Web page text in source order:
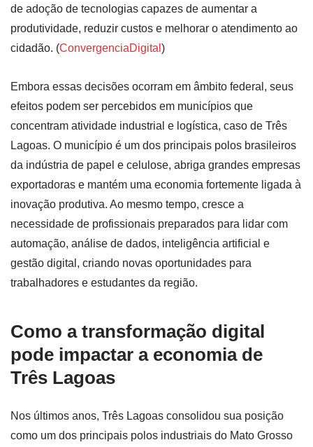
de adoção de tecnologias capazes de aumentar a
produtividade, reduzir custos e melhorar o atendimento ao
cidadão. (ConvergenciaDigital )
Embora essas decisões ocorram em âmbito federal, seus
efeitos podem ser percebidos em municípios que
concentram atividade industrial e logística, caso de Três
Lagoas. O município é um dos principais polos brasileiros
da indústria de papel e celulose, abriga grandes empresas
exportadoras e mantém uma economia fortemente ligada à
inovação produtiva. Ao mesmo tempo, cresce a
necessidade de profissionais preparados para lidar com
automação, análise de dados, inteligência artificial e
gestão digital, criando novas oportunidades para
trabalhadores e estudantes da região.
Como a transformação digital
pode impactar a economia de
Três Lagoas
Nos últimos anos, Três Lagoas consolidou sua posição
como um dos principais polos industriais do Mato Grosso